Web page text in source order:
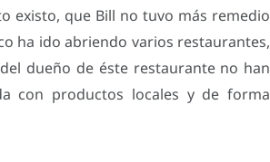
existo, que Bill no tuvo más remedio
ha ido abriendo varios restaurantes,
dueño de éste restaurante no han
con productos locales y de forma